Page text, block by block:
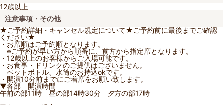
12歳以上
注意事項・その他
★ご予約詳細・キャンセル規定について★ご予約前に最後までご確認
ください★
・お席順はご予約順となります。
※ご予約が早い方から順番に、前方から指定席となります。
・12歳以上のお客様からご入場可能です。
・お食事・ドリンクのご提供はございません。
ペットボトル、水筒のお持込okです。
・開演10分前までにご着席をお願い致します。
▼各部 開演時間
午前の部11時 昼の部14時30分 夕方の部17時